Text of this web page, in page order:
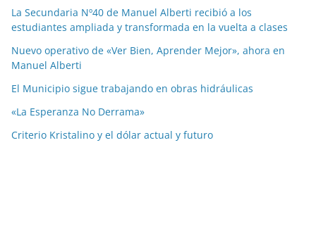
La Secundaria Nº40 de Manuel Alberti recibió a los
estudiantes ampliada y transformada en la vuelta a clases
Nuevo operativo de «Ver Bien, Aprender Mejor», ahora en
Manuel Alberti
El Municipio sigue trabajando en obras hidráulicas
«La Esperanza No Derrama»
Criterio Kristalino y el dólar actual y futuro